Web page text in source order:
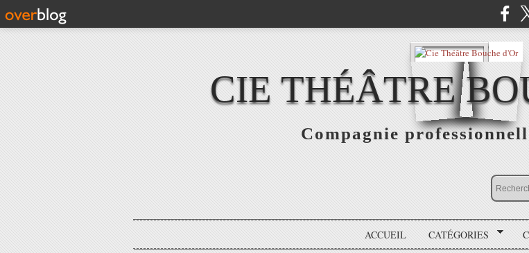
CIE THÉÂTRE
Compagnie
ACCUEIL CATÉGORIES